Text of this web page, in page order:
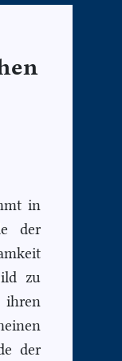
in
der
zu
der